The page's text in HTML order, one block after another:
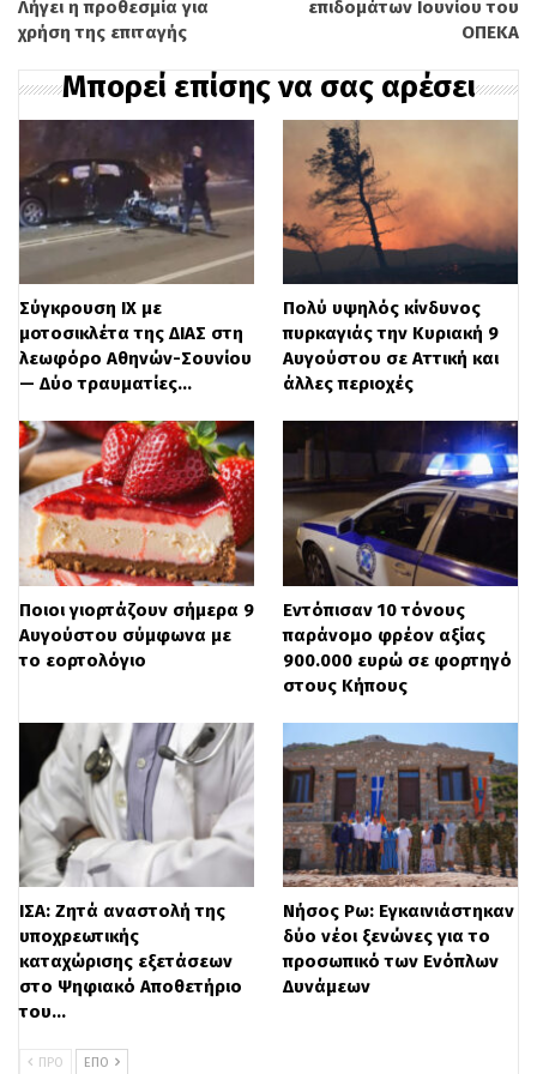
κριθεί απαραίτητη αυτή η διαδικασία, με
λειτουργία τους.
Δεν υφίσταται θέμα προστίμων, τόνισε ο
κ. Θεοδωρικάκος εξηγώντας ότι μέχρι
τώρα η διαδικασία απογραφής ήταν μία
«κατακερματισμένη διαδικασία στους
Δήμους, με διαφορετικά συστήματα και
καθεστώς που δεν δούλευε επομένως δεν
θα μπορούσε η διαδικασία να έχει
ολοκληρωθεί ως τις 30 Ιουνίου και να
επιβληθούν πρόστιμα σε αυτή την βάση».
«Για να είναι ασφαλές ασανσέρ πρέπει να
υπάρχει πιστοποίηση της ποιότητάς του.
Αυτό το κάνουν συγκεκριμένες εταιρείες
που είναι διαπιστευμένες από το Εθνικό
υπήρχε περίπτωση να ολοκληρωθεί μέχρι
τις 30 Ιουνίου. Πήραμε λοιπόν μια απλή
απόφαση, η οποία για να υλοποιηθεί θα
χρειαστεί τη στήριξη και τη συμμετοχή
όλων των πολιτών. Αοίγουμε μέσα στο
πρώτο δεκαπενθήμερο του Ιουλίου την
ψηφιακή πλατφόρμα με προθεσμία
Λήγει η προθεσμία για
χρήση της επιταγής
επιδομάτων Ιουνίου του
ΟΠΕΚΑ
Μπορεί επίσης να σας αρέσει
Σύγκρουση ΙΧ με
μοτοσικλέτα της ΔΙΑΣ στη
λεωφόρο Αθηνών-Σουνίου
— Δύο τραυματίες…
Πολύ υψηλός κίνδυνος
πυρκαγιάς την Κυριακή 9
Αυγούστου σε Αττική και
άλλες περιοχές
Ποιοι γιορτάζουν σήμερα 9
Αυγούστου σύμφωνα με
το εορτολόγιο
Εντόπισαν 10 τόνους
παράνομο φρέον αξίας
900.000 ευρώ σε φορτηγό
στους Κήπους
ΙΣΑ: Ζητά αναστολή της
υποχρεωτικής
καταχώρισης εξετάσεων
στο Ψηφιακό Αποθετήριο
του…
Νήσος Ρω: Εγκαινιάστηκαν
δύο νέοι ξενώνες για το
προσωπικό των Ενόπλων
Δυνάμεων
ΠΡΟ ΕΠΌ